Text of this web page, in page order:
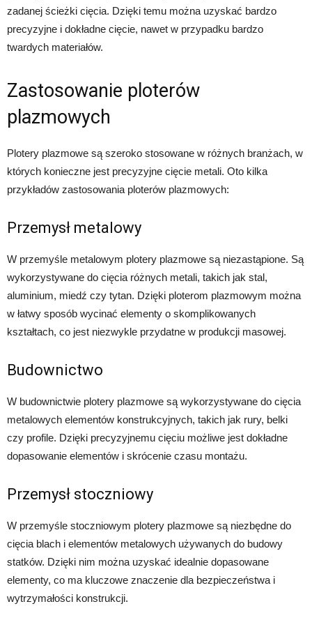
zadanej ścieżki cięcia. Dzięki temu można uzyskać bardzo
precyzyjne i dokładne cięcie, nawet w przypadku bardzo
twardych materiałów.
Zastosowanie ploterów
plazmowych
Plotery plazmowe są szeroko stosowane w różnych branżach, w
których konieczne jest precyzyjne cięcie metali. Oto kilka
przykładów zastosowania ploterów plazmowych:
Przemysł metalowy
W przemyśle metalowym plotery plazmowe są niezastąpione. Są
wykorzystywane do cięcia różnych metali, takich jak stal,
aluminium, miedź czy tytan. Dzięki ploterom plazmowym można
w łatwy sposób wycinać elementy o skomplikowanych
kształtach, co jest niezwykle przydatne w produkcji masowej.
Budownictwo
W budownictwie plotery plazmowe są wykorzystywane do cięcia
metalowych elementów konstrukcyjnych, takich jak rury, belki
czy profile. Dzięki precyzyjnemu cięciu możliwe jest dokładne
dopasowanie elementów i skrócenie czasu montażu.
Przemysł stoczniowy
W przemyśle stoczniowym plotery plazmowe są niezbędne do
cięcia blach i elementów metalowych używanych do budowy
statków. Dzięki nim można uzyskać idealnie dopasowane
elementy, co ma kluczowe znaczenie dla bezpieczeństwa i
wytrzymałości konstrukcji.